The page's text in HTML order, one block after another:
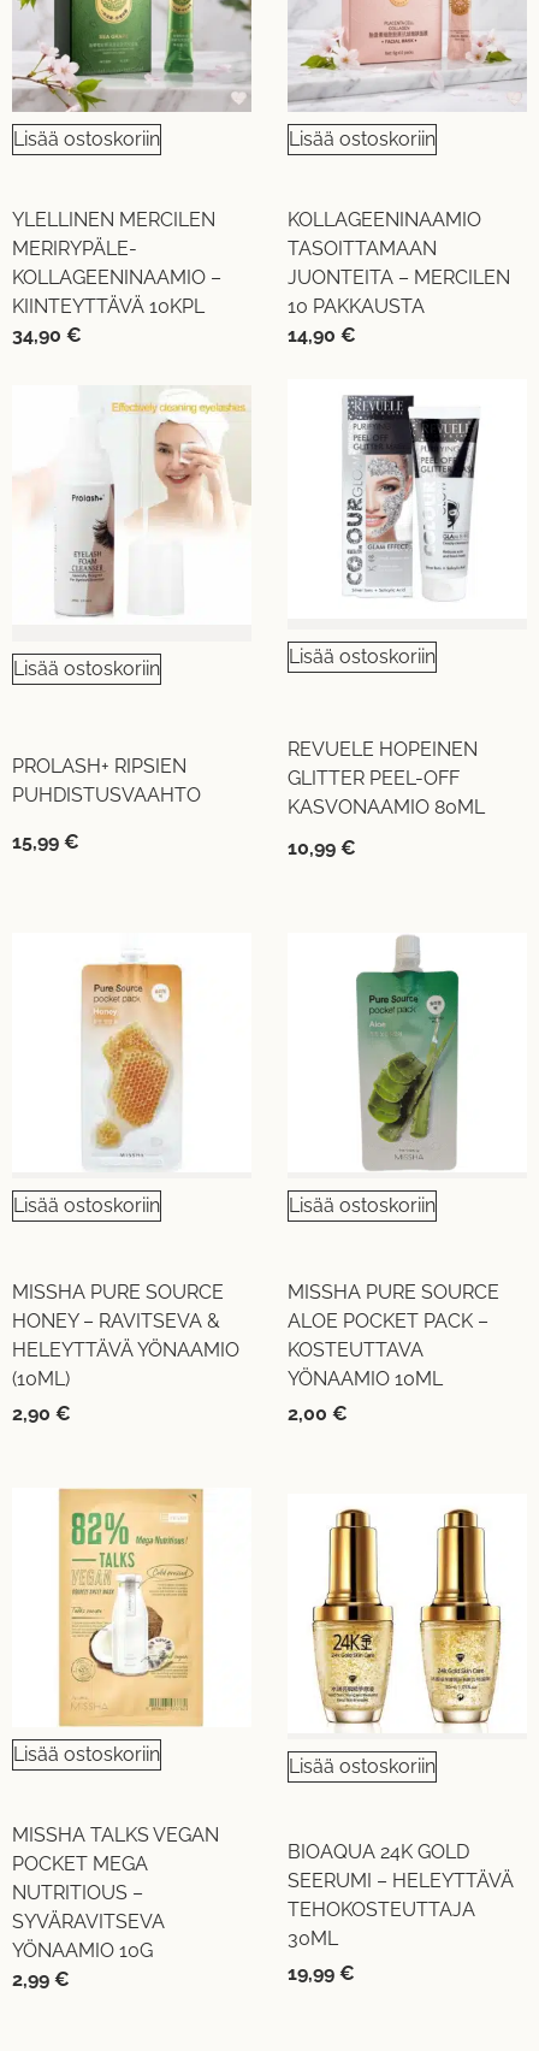
Lisää ostoskoriin
YLELLINEN MERCILEN
MERIRYPÄLE-
KOLLAGEENINAAMIO –
KIINTEYTTÄVÄ 10KPL
34,90 €
Lisää ostoskoriin
KOLLAGEENINAAMIO
TASOITTAMAAN
JUONTEITA – MERCILEN
10 PAKKAUSTA
14,90 €
Lisää ostoskoriin
PROLASH+ RIPSIEN
PUHDISTUSVAAHTO
15,99 €
Lisää ostoskoriin
REVUELE HOPEINEN
GLITTER PEEL-OFF
KASVONAAMIO 80ML
10,99 €
Lisää ostoskoriin
MISSHA PURE SOURCE
HONEY – RAVITSEVA &
HELEYTTÄVÄ YÖNAAMIO
(10ML)
2,90 €
Lisää ostoskoriin
MISSHA PURE SOURCE
ALOE POCKET PACK –
KOSTEUTTAVA
YÖNAAMIO 10ML
2,00 €
Lisää ostoskoriin
MISSHA TALKS VEGAN
POCKET MEGA
NUTRITIOUS –
SYVÄRAVITSEVA
YÖNAAMIO 10G
2,99 €
Lisää ostoskoriin
BIOAQUA 24K GOLD
SEERUMI – HELEYTTÄVÄ
TEHOKOSTEUTTAJA
30ML
19,99 €